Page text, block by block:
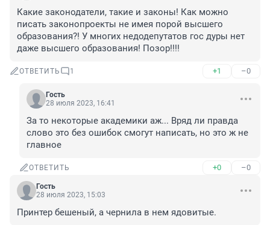
Какие законодатели, такие и законы! Как можно
писать законопроекты не имея порой высшего
образования?! У многих недодепутатов гос дуры нет
даже высшего образования! Позор!!!!
ОТВЕТИТЬ 1 +1 –0
Гость
28 июля 2023, 16:41
За то некоторые академики аж... Вряд ли правда
слово это без ошибок смогут написать, но это ж не
главное
ОТВЕТИТЬ +0 –0
Гость
28 июля 2023, 15:03
Принтер бешеный, а чернила в нем ядовитые.